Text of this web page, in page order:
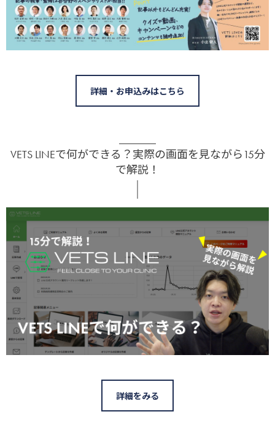
詳細・お申込みはこちら
VETS LINEで何ができる？実際の画面を見ながら15分
で解説！
詳細をみる